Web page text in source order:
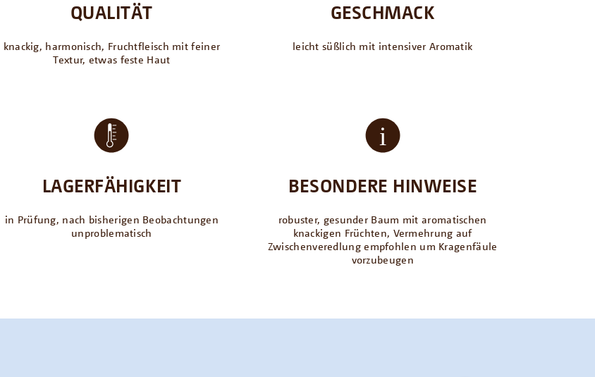
QUALITÄT
knackig, harmonisch, Fruchtfleisch mit feiner
Textur, etwas feste Haut
GESCHMACK
leicht süßlich mit intensiver Aromatik
LAGERFÄHIGKEIT
in Prüfung, nach bisherigen Beobachtungen
unproblematisch
BESONDERE HINWEISE
robuster, gesunder Baum mit aromatischen
knackigen Früchten, Vermehrung auf
Zwischenveredlung empfohlen um Kragenfäule
vorzubeugen